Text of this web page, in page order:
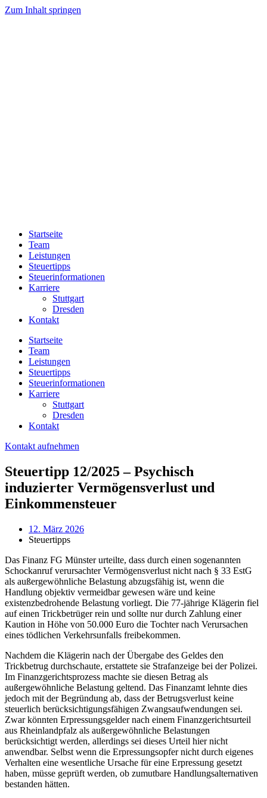
Zum Inhalt springen
Startseite
Team
Leistungen
Steuertipps
Steuerinformationen
Karriere
Stuttgart
Dresden
Kontakt
Startseite
Team
Leistungen
Steuertipps
Steuerinformationen
Karriere
Stuttgart
Dresden
Kontakt
Kontakt aufnehmen
Steuertipp 12/2025 – Psychisch
induzierter Vermögensverlust und
Einkommensteuer
12. März 2026
Steuertipps
Das Finanz FG Münster urteilte, dass durch einen sogenannten
Schockanruf verursachter Vermögensverlust nicht nach § 33 EstG
als außergewöhnliche Belastung abzugsfähig ist, wenn die
Handlung objektiv vermeidbar gewesen wäre und keine
existenzbedrohende Belastung vorliegt. Die 77-jährige Klägerin fiel
auf einen Trickbetrüger rein und sollte nur durch Zahlung einer
Kaution in Höhe von 50.000 Euro die Tochter nach Verursachen
eines tödlichen Verkehrsunfalls freibekommen.
Nachdem die Klägerin nach der Übergabe des Geldes den
Trickbetrug durchschaute, erstattete sie Strafanzeige bei der Polizei.
Im Finanzgerichtsprozess machte sie diesen Betrag als
außergewöhnliche Belastung geltend. Das Finanzamt lehnte dies
jedoch mit der Begründung ab, dass der Betrugsverlust keine
steuerlich berücksichtigungsfähigen Zwangsaufwendungen sei.
Zwar könnten Erpressungsgelder nach einem Finanzgerichtsurteil
aus Rheinlandpfalz als außergewöhnliche Belastungen
berücksichtigt werden, allerdings sei dieses Urteil hier nicht
anwendbar. Selbst wenn die Erpressungsopfer nicht durch eigenes
Verhalten eine wesentliche Ursache für eine Erpressung gesetzt
haben, müsse geprüft werden, ob zumutbare Handlungsalternativen
bestanden hätten.